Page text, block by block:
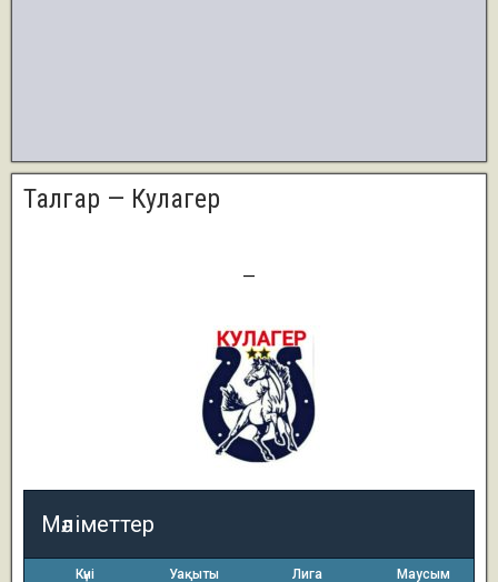
Талгар — Кулагер
—
Мәліметтер
Күні Уақыты Лига Маусым